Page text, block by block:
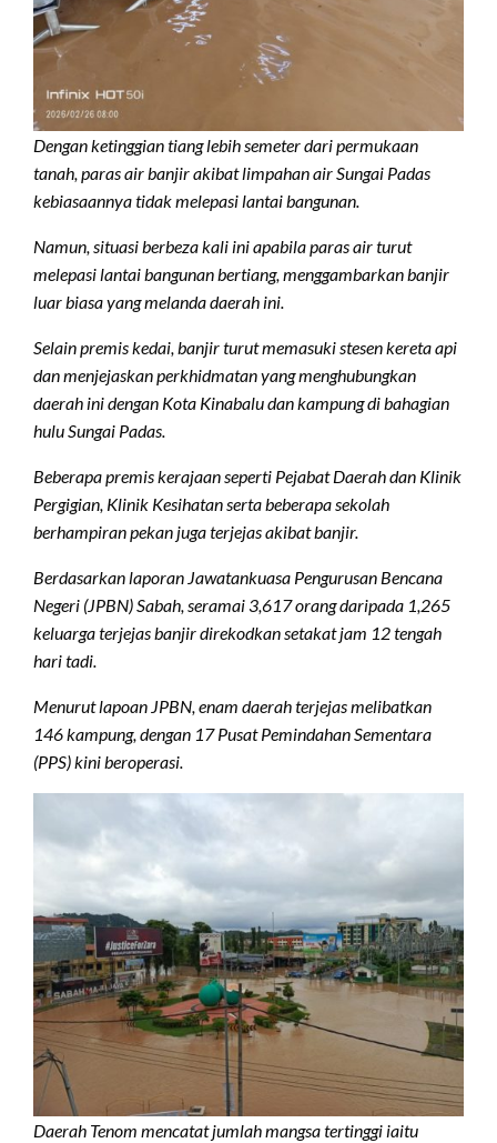
Dengan ketinggian tiang lebih semeter dari permukaan
tanah, paras air banjir akibat limpahan air Sungai Padas
kebiasaannya tidak melepasi lantai bangunan.
Namun, situasi berbeza kali ini apabila paras air turut
melepasi lantai bangunan bertiang, menggambarkan banjir
luar biasa yang melanda daerah ini.
Selain premis kedai, banjir turut memasuki stesen kereta api
dan menjejaskan perkhidmatan yang menghubungkan
daerah ini dengan Kota Kinabalu dan kampung di bahagian
hulu Sungai Padas.
Beberapa premis kerajaan seperti Pejabat Daerah dan Klinik
Pergigian, Klinik Kesihatan serta beberapa sekolah
berhampiran pekan juga terjejas akibat banjir.
Berdasarkan laporan Jawatankuasa Pengurusan Bencana
Negeri (JPBN) Sabah, seramai 3,617 orang daripada 1,265
keluarga terjejas banjir direkodkan setakat jam 12 tengah
hari tadi.
Menurut lapoan JPBN, enam daerah terjejas melibatkan
146 kampung, dengan 17 Pusat Pemindahan Sementara
(PPS) kini beroperasi.
Daerah Tenom mencatat jumlah mangsa tertinggi iaitu